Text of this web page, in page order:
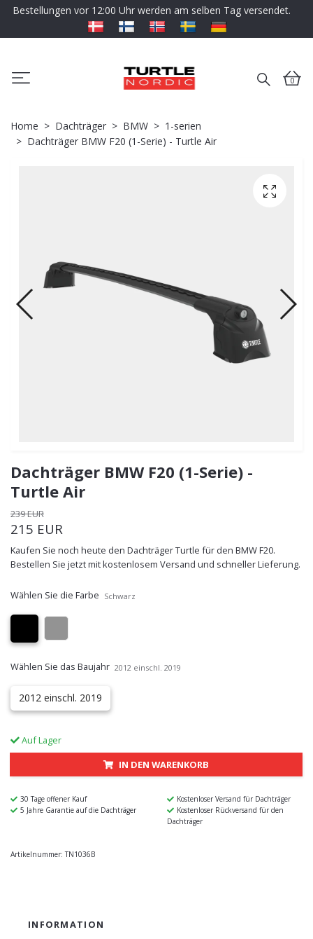
Bestellungen vor 12:00 Uhr werden am selben Tag versendet.
0
Home Dachträger BMW
1-serien
Dachträger BMW F20 (1-Serie) - Turtle Air
Dachträger BMW F20 (1-Serie) -
Turtle Air
239 EUR
215 EUR
Kaufen Sie noch heute den Dachträger Turtle für den BMW F20.
Bestellen Sie jetzt mit kostenlosem Versand und schneller Lieferung.
Wählen Sie die Farbe Schwarz
Wählen Sie das Baujahr 2012 einschl. 2019
2012 einschl. 2019
Auf Lager
IN DEN WARENKORB
30 Tage offener Kauf
Kostenloser Versand für Dachträger
5 Jahre Garantie auf die Dachträger
Kostenloser Rückversand für den
Dachträger
Artikelnummer: TN1036B
INFORMATION